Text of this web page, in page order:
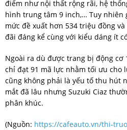
điểm như nội thất rộng rãi, hệ
hình trung tâm 9 inch,… Tuy nhiên
mức đề xuất hơn 534 triệu đồng
đãi đáng kể cùng với kiểu dáng ít
Ngoài ra dù được trang bị động cơ
chỉ đạt 91 mã lực nhằm tối ưu cho
cũng không phải là yếu tố thu hút
mắt đã lâu nhưng Suzuki Ciaz
phân khúc.
(Nguồn: https://cafeauto.vn/thi-